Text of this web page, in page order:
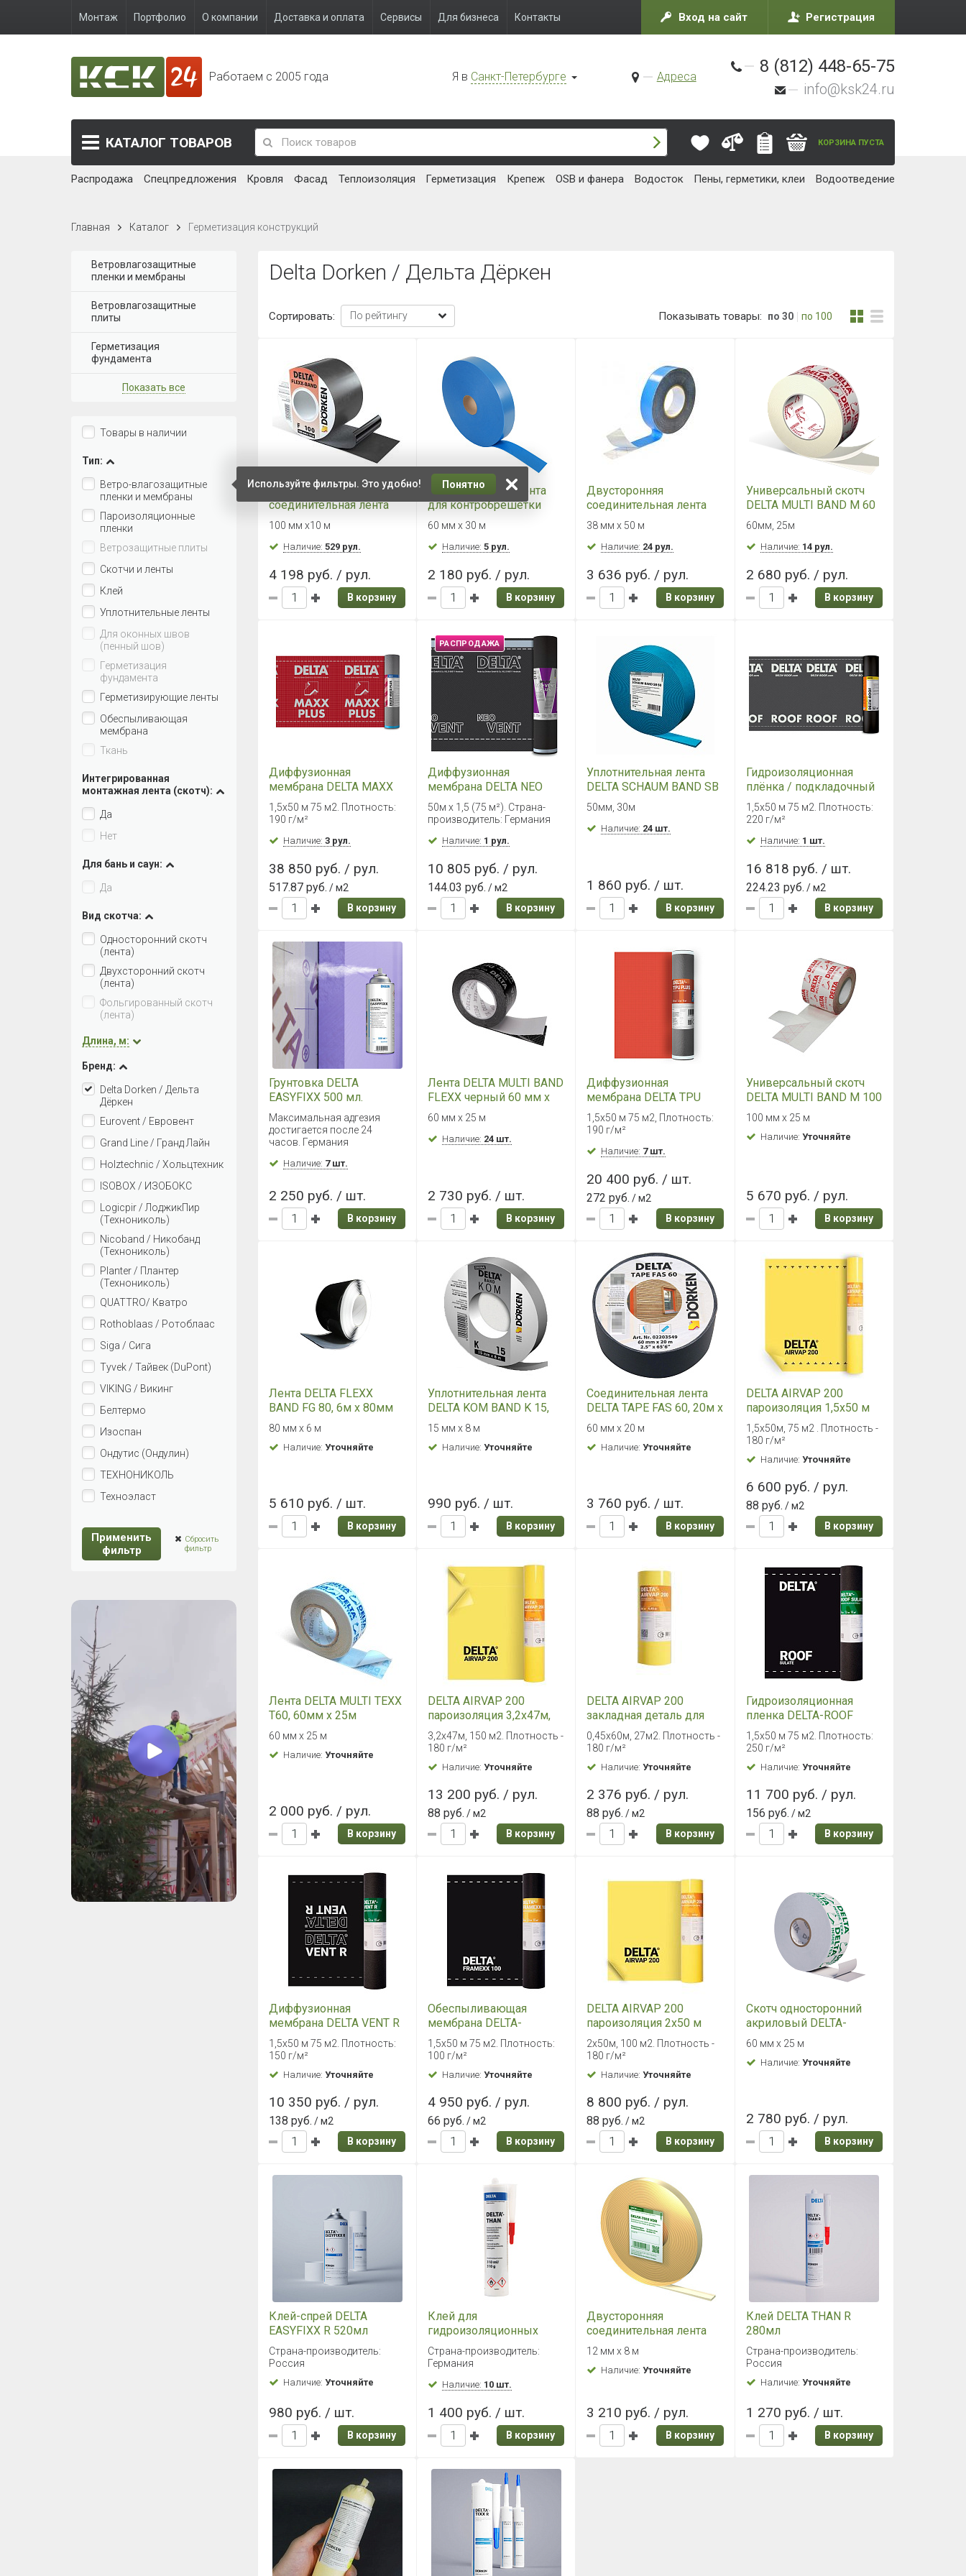
Монтаж Портфолио О компании Доставка и оплата Сервисы Для бизнеса Контакты Вход на сайт Регистрация
Работаем с 2005 года Я в Санкт-Петербурге Адреса
8 (812) 448-65-75
info@ksk24.ru
КАТАЛОГ ТОВАРОВ КОРЗИНА ПУСТА
Распродажа Спецпредложения Кровля Фасад Теплоизоляция Герметизация Крепеж OSB и фанера Водосток Пены, герметики, клеи Водоотведение
Главная Каталог Герметизация конструкций
Delta Dorken / Дельта Дёркен
Сортировать: Показывать товары: по 30 по 100
Односторонняя
соединительная лента
DELTA FLEXX BAND F 100
(100 мм)
100 мм х10 м
Наличие: 529 рул.
4 198 руб. / рул.
В корзину
Уплотнительная лента
для контробрешётки
DELTA SCHAUM BAND SB
60 (60мм)
60 мм х 30 м
Наличие:5 рул.
2 180 руб. / рул.
В корзину
Двусторонняя
соединительная лента
DELTA DUO TAPE 38мм
38 мм х 50 м
Наличие: 24 рул.
3 636 руб. / рул.
В корзину
Универсальный скотч
DELTA MULTI BAND M 60
(60мм)
60мм, 25м
Наличие: 14 рул.
2 680 руб. / рул.
В корзину
Диффузионная
мембрана DELTA MAXX
PLUS 75 м²
1,5х50 м 75 м2. Плотность:
190 г/м²
Наличие: 3 рул.
38 850 руб. / рул.
517.87 руб. / м2
В корзину
РАСПРОДАЖА
Диффузионная
мембрана DELTA NEO
VENT PLUS 75 м²
50м х 1,5 (75 м²). Страна-
производитель: Германия
Наличие: 1 рул.
10 805 руб. / рул.
144.03 руб. / м2
В корзину
Уплотнительная лента
DELTA SCHAUM BAND SB
50 (30м)
50мм, 30м
Наличие: 24 шт.
1 860 руб. / шт.
В корзину
Гидроизоляционная
плёнка / подкладочный
ковёр DELTA ROOF,
1,5х50, 75м²
1,5х50 м 75 м2. Плотность:
220 г/м²
Наличие: 1 шт.
16 818 руб. / шт.
224.23 руб. / м2
В корзину
Грунтовка DELTA
EASYFIXX 500 мл.
(Германия)
Максимальная адгезия
достигается после 24
часов. Германия
Наличие: 7 шт.
2 250 руб. / шт.
В корзину
Лента DELTA MULTI BAND
FLEXX черный 60 мм х
25 м
60 мм х 25 м
Наличие: 24 шт.
2 730 руб. / шт.
В корзину
Диффузионная
мембрана DELTA TPU
PLUS 1,5х50м 75м²
1,5х50 м 75 м2, Плотность:
190 г/м²
Наличие: 7 шт.
20 400 руб. / шт.
272 руб. / м2
В корзину
Универсальный скотч
DELTA MULTI BAND M 100
(100мм)
100 мм х 25 м
Наличие: Уточняйте
5 670 руб. / рул.
В корзину
Лента DELTA FLEXX
BAND FG 80, 6м х 80мм
80 мм х 6 м
Наличие: Уточняйте
5 610 руб. / шт.
В корзину
Уплотнительная лента
DELTA KOM BAND K 15,
8м х 15мм
15 мм х 8 м
Наличие:Уточняйте
990 руб. / шт.
В корзину
Соединительная лента
DELTA TAPE FAS 60, 20м х
60мм
60 мм х 20 м
Наличие:Уточняйте
3 760 руб. / шт.
В корзину
DELTA AIRVAP 200
пароизоляция 1,5х50 м
75м2
1,5х50м, 75 м2 . Плотность -
180 г/м²
Наличие: Уточняйте
6 600 руб. / рул.
88 руб. / м2
В корзину
Лента DELTA MULTI TEXX
T60, 60мм х 25м
60 мм х 25 м
Наличие: Уточняйте
2 000 руб. / рул.
В корзину
DELTA AIRVAP 200
пароизоляция 3,2х47м,
150м2
3,2х47м, 150 м2. Плотность -
180 г/м²
Наличие:Уточняйте
13 200 руб. / рул.
88 руб. / м2
В корзину
DELTA AIRVAP 200
закладная деталь для
каркасных конструкций
0,45х60м, 27м2
0,45х60м, 27м2. Плотность -
180 г/м²
Наличие:Уточняйте
2 376 руб. / рул.
88 руб. / м2
В корзину
Гидроизоляционная
пленка DELTA-ROOF
SULATE 1.5х50м 75м2
1,5х50 м 75 м2. Плотность:
250 г/м²
Наличие: Уточняйте
11 700 руб. / рул.
156 руб. / м2
В корзину
Диффузионная
мембрана DELTA VENT R
1.5х50м 75м2
1,5х50 м 75 м2. Плотность:
150 г/м²
Наличие: Уточняйте
10 350 руб. / рул.
138 руб. / м2
В корзину
Обеспыливающая
мембрана DELTA-
FRAMEXX 100 1.5х50м
75м2
1,5х50 м 75 м2. Плотность:
100 г/м²
Наличие:Уточняйте
4 950 руб. / рул.
66 руб. / м2
В корзину
DELTA AIRVAP 200
пароизоляция 2х50 м
100м2
2х50м, 100 м2. Плотность -
180 г/м²
Наличие:Уточняйте
8 800 руб. / рул.
88 руб. / м2
В корзину
Скотч односторонний
акриловый DELTA-
INSIDE TEXX 60мм х 40м
60 мм х 25 м
Наличие: Уточняйте
2 780 руб. / рул.
В корзину
Клей-спрей DELTA
EASYFIXX R 520мл
Страна-производитель:
Россия
Наличие: Уточняйте
980 руб. / шт.
В корзину
Клей для
гидроизоляционных
пленок DELTA THAN 310
мл
Страна-производитель:
Германия
Наличие: 10 шт.
1 400 руб. / шт.
В корзину
Двусторонняя
соединительная лента
DELTA TIXX VDR 12мм
12 мм х 8 м
Наличие:Уточняйте
3 210 руб. / рул.
В корзину
Клей DELTA THAN R
280мл
Страна-производитель:
Россия
Наличие: Уточняйте
1 270 руб. / шт.
В корзину
Ветровлагозащитные
пленки и мембраны
Ветровлагозащитные
плиты
Герметизация
фундамента
Показать все
Используйте фильтры. Это удобно! Понятно
Товары в наличии
Тип:
Ветро-влагозащитные
пленки и мембраны
Пароизоляционные
пленки
Ветрозащитные плиты
Скотчи и ленты
Клей
Уплотнительные ленты
Для оконных швов
(пенный шов)
Герметизация
фундамента
Герметизирующие ленты
Обеспыливающая
мембрана
Ткань
Интегрированная
монтажная лента (скотч):
Да
Нет
Для бань и саун:
Да
Вид скотча:
Односторонний скотч
(лента)
Двухсторонний скотч
(лента)
Фольгированный скотч
(лента)
Длина, м:
Бренд:
Delta Dorken / Дельта
Дёркен
Eurovent / Евровент
Grand Line / Гранд Лайн
Holztechnic / Хольцтехник
ISOBOX / ИЗОБОКС
Logicpir / ЛоджикПир
(Технониколь)
Nicoband / Никобанд
(Технониколь)
Planter / Плантер
(Технониколь)
QUATTRO/ Кватро
Rothoblaas / Ротоблаас
Siga / Сига
Tyvek / Тайвек (DuPont)
VIKING / Викинг
Белтермо
Изоспан
Ондутис (Ондулин)
ТЕХНОНИКОЛЬ
Техноэласт
Применить
фильтр
Сбросить
фильтр